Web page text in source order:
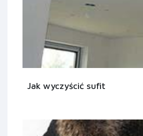
Jak wyczyścić sufit